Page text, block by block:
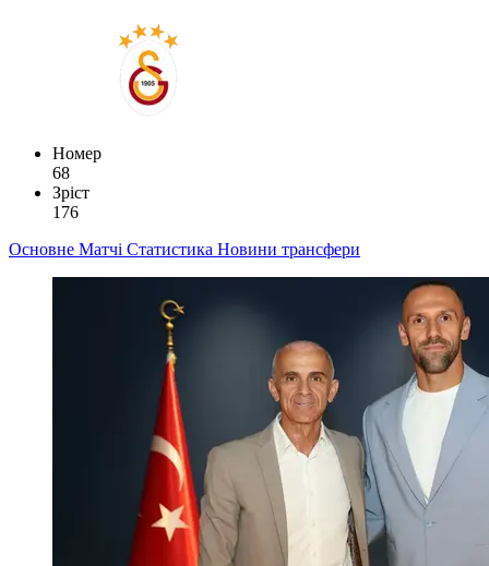
Номер
68
Зріст
176
Основне Матчі Статистика Новини трансфери